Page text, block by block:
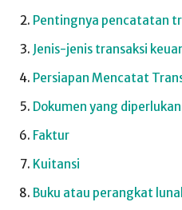
Pentingnya pencatatan
Jenis-jenis transaksi
Persiapan Mencatat
Dokumen yang diperlukan
Faktur
Kuitansi
Buku atau perangkat